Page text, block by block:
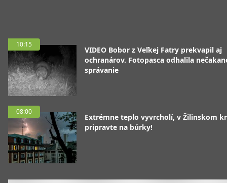
10:15
VIDEO Bobor z Veľkej Fatry prekvapil aj
ochranárov. Fotopasca odhalila
správanie
08:00
Extrémne teplo vyvrcholí, v Žilinskom
pripravte na búrky!